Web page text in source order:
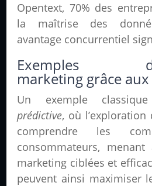
Opentext, 70% des
la maîtrise des
avantage concurrentiel
Exemples
marketing grâce
Un exemple
prédictive, où
comprendre les
consommateurs,
marketing ciblées et
peuvent ainsi maximiser